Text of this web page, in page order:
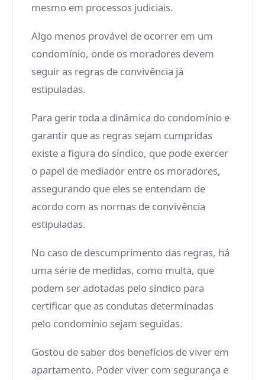
mesmo em processos judiciais.
Algo menos provável de ocorrer em um
condomínio, onde os moradores devem
seguir as regras de convivência já
estipuladas.
Para gerir toda a dinâmica do condomínio e
garantir que as regras sejam cumpridas
existe a figura do síndico, que pode exercer
o papel de mediador entre os moradores,
assegurando que eles se entendam de
acordo com as normas de convivência
estipuladas.
No caso de descumprimento das regras, há
uma série de medidas, como multa, que
podem ser adotadas pelo síndico para
certificar que as condutas determinadas
pelo condomínio sejam seguidas.
Gostou de saber dos benefícios de viver em
apartamento. Poder viver com segurança e